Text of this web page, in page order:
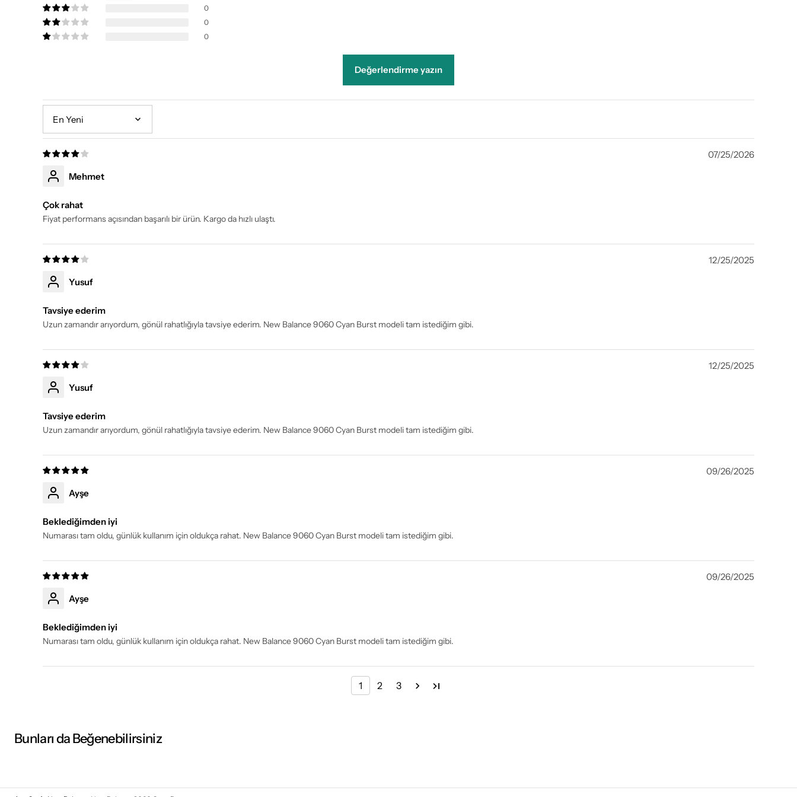
0
0
0
Değerlendirme yazın
Sort by
07/25/2026
Mehmet
Çok rahat
Fiyat performans açısından başarılı bir ürün. Kargo da hızlı ulaştı.
12/25/2025
Yusuf
Tavsiye ederim
Uzun zamandır arıyordum, gönül rahatlığıyla tavsiye ederim. New Balance 9060 Cyan Burst modeli tam istediğim gibi.
12/25/2025
Yusuf
Tavsiye ederim
Uzun zamandır arıyordum, gönül rahatlığıyla tavsiye ederim. New Balance 9060 Cyan Burst modeli tam istediğim gibi.
09/26/2025
Ayşe
Beklediğimden iyi
Numarası tam oldu, günlük kullanım için oldukça rahat. New Balance 9060 Cyan Burst modeli tam istediğim gibi.
09/26/2025
Ayşe
Beklediğimden iyi
Numarası tam oldu, günlük kullanım için oldukça rahat. New Balance 9060 Cyan Burst modeli tam istediğim gibi.
1 2 3
Bunları da Beğenebilirsiniz